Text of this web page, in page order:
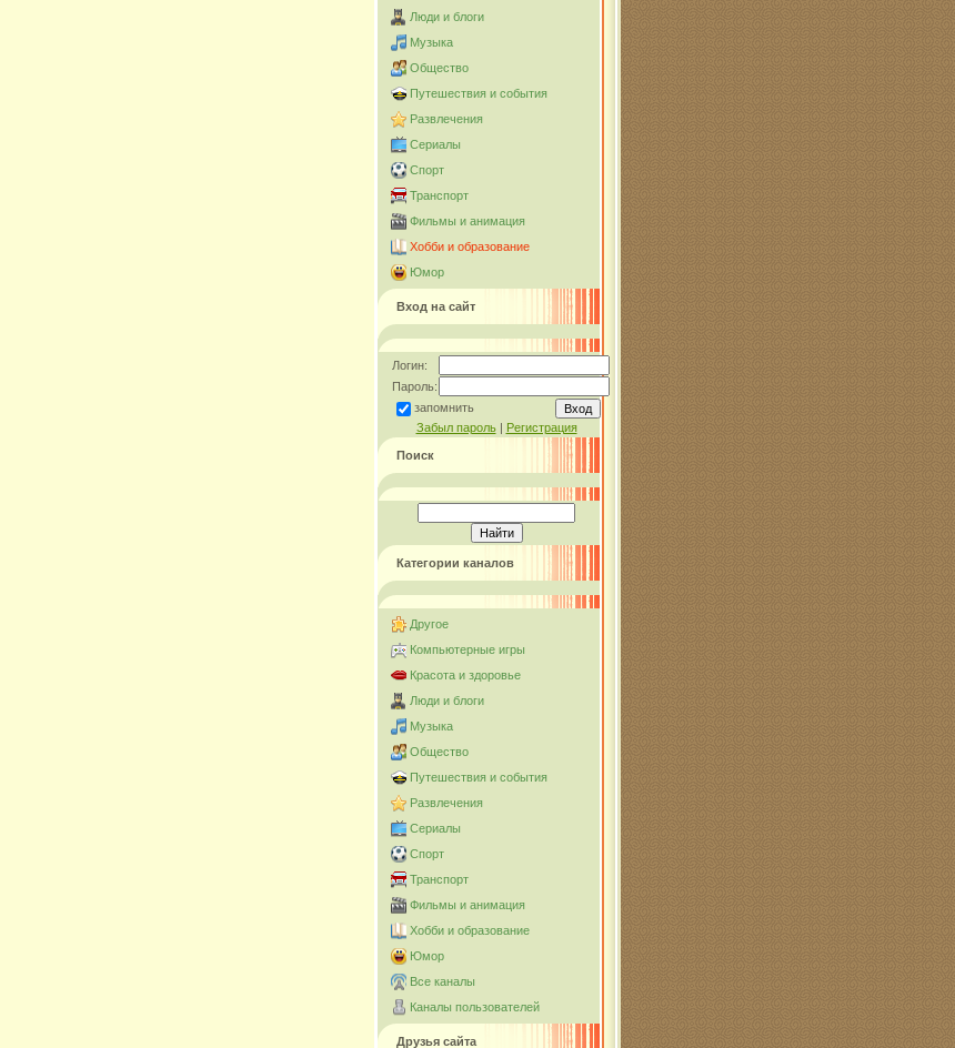
Люди и блоги
Музыка
Общество
Путешествия и события
Развлечения
Сериалы
Спорт
Транспорт
Фильмы и анимация
Хобби и образование
Юмор
Вход на сайт
Логин:
Пароль:
запомнить
Забыл пароль| Регистрация
Поиск
Категории каналов
Другое
Компьютерные игры
Красота и здоровье
Люди и блоги
Музыка
Общество
Путешествия и события
Развлечения
Сериалы
Спорт
Транспорт
Фильмы и анимация
Хобби и образование
Юмор
Все каналы
Каналы пользователей
Друзья сайта